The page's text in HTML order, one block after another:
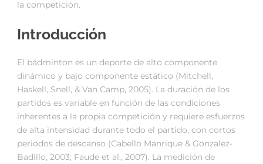
la competición.
Introducción
El bádminton es un deporte de alto componente
dinámico y bajo componente estático (Mitchell,
Haskell, Snell, & Van Camp, 2005). La duración de los
partidos es variable en función de las condiciones
inherentes a la propia competición y requiere esfuerzos
de alta intensidad durante todo el partido, con cortos
periodos de descanso (Cabello Manrique & Gonzalez-
Badillo, 2003; Faude et al., 2007). La medición de